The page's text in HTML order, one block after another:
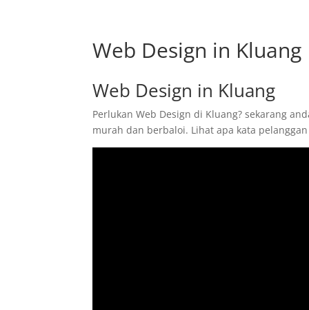
Web Design in Kluang
Web Design in Kluang
Perlukan Web Design di Kluang? sekarang
murah dan berbaloi. Lihat apa kata